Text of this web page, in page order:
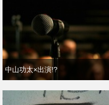
中山功太×出演!?